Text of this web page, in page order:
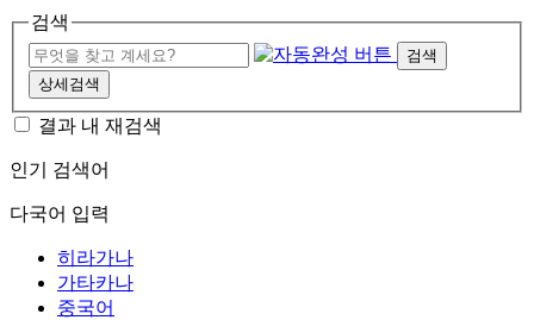
검색
검색
상세검색
결과 내 재검색
인기 검색어
다국어 입력
히라가나
가타카나
중국어